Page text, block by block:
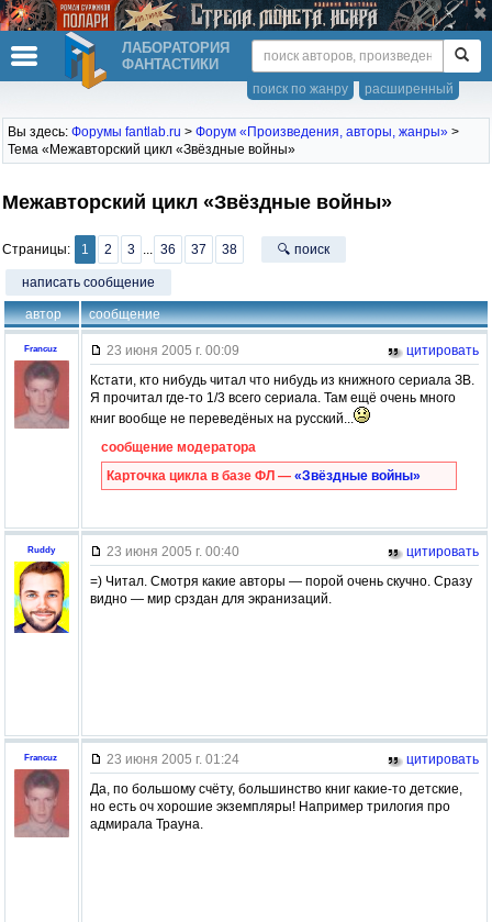
ЛАБОРАТОРИЯ
ФАНТАСТИКИ
расширенный
поиск по жанру
Вы здесь: Форумы fantlab.ru > Форум «Произведения, авторы, жанры» >
Тема «Межавторский цикл «Звёздные войны»
Межавторский цикл «Звёздные войны»
Страницы: 1 2 3 ... 36 37 38 🔍 поиск
написать сообщение
автор сообщение
Francuz 23 июня 2005 г. 00:09
цитировать
Кстати, кто нибудь читал что нибудь из книжного сериала ЗВ.
Я прочитал где-то 1/3 всего сериала. Там ещё очень много
книг вообще не переведёных на русский...
сообщение модератора
Карточка цикла в базе ФЛ — «Звёздные войны»
Ruddy 23 июня 2005 г. 00:40
цитировать
=) Читал. Смотря какие авторы — порой очень скучно. Сразу
видно — мир срздан для экранизаций.
Francuz 23 июня 2005 г. 01:24
цитировать
Да, по большому счёту, большинство книг какие-то детские,
но есть оч хорошие экземпляры! Например трилогия про
адмирала Трауна.